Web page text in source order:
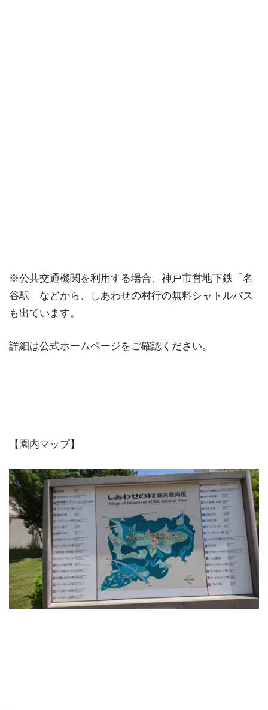
※公共交通機関を利用する場合、神戸市営地下鉄「名
谷駅」などから、しあわせの村行の無料シャトルバス
も出ています。
詳細は公式ホームページをご確認ください。
【園内マップ】